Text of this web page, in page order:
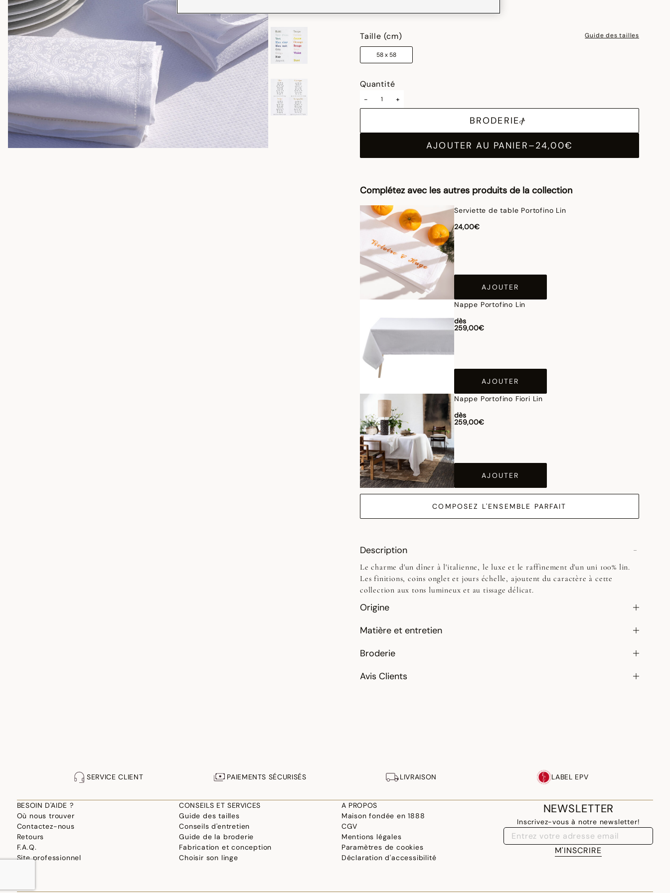
sélectionné
Taille (cm) Guide des tailles
58 x 58
Quantité
- +
BRODERIE
AJOUTER AU PANIER–24,00€
Complétez avec les autres produits de la collection
Serviette de table Portofino Lin
24,00€
AJOUTER
Nappe Portofino Lin
dès
259,00€
AJOUTER
Nappe Portofino Fiori Lin
dès
259,00€
AJOUTER
COMPOSEZ L'ENSEMBLE PARFAIT
Description
Le charme d'un dîner à l'italienne, le luxe et le raffinement d'un uni 100% lin.
Les finitions, coins onglet et jours échelle, ajoutent du caractère à cette
collection aux tons lumineux et au tissage délicat.
Origine
Matière et entretien
Broderie
Avis Clients
SERVICE CLIENT PAIEMENTS SÉCURISÉS LIVRAISON LABEL EPV
BESOIN D'AIDE ?
Où nous trouver
Contactez-nous
Retours
F.A.Q.
Site professionnel
CONSEILS ET SERVICES
Guide des tailles
Conseils d'entretien
Guide de la broderie
Fabrication et conception
Choisir son linge
A PROPOS
Maison fondée en 1888
CGV
Mentions légales
Paramètres de cookies
Déclaration d'accessibilité
NEWSLETTER
Inscrivez-vous à notre newsletter!
M'INSCRIRE